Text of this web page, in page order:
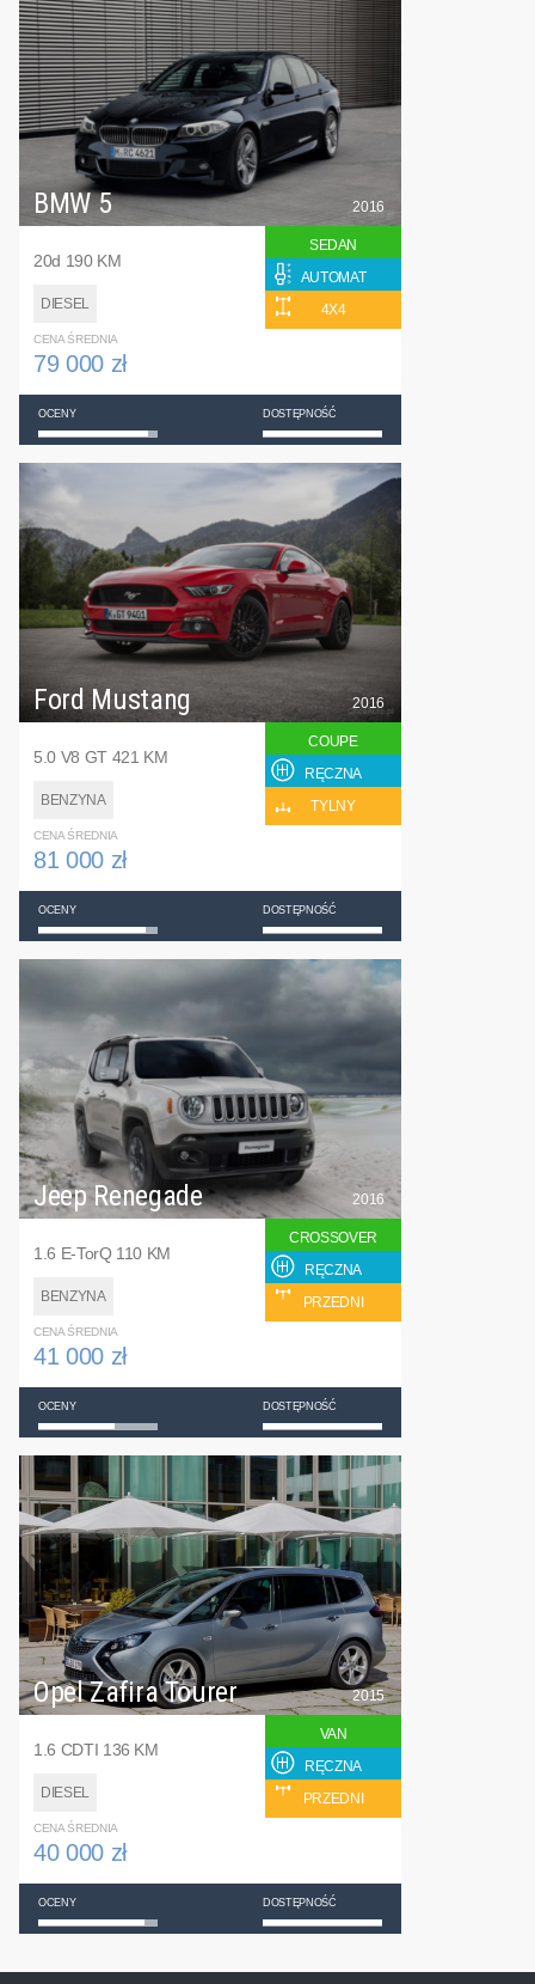
BMW 5
20d 190 KM
DIESEL
2016
SEDAN
AUTOMAT
4X4
CENA ŚREDNIA
79 000 zł
OCENY DOSTĘPNOŚĆ
Ford Mustang
5.0 V8 GT 421 KM
BENZYNA
2016
COUPE
RĘCZNA
TYLNY
CENA ŚREDNIA
81 000 zł
OCENY DOSTĘPNOŚĆ
Jeep Renegade
1.6 E-TorQ 110 KM
BENZYNA
2016
CROSSOVER
RĘCZNA
PRZEDNI
CENA ŚREDNIA
41 000 zł
OCENY DOSTĘPNOŚĆ
Opel Zafira Tourer
1.6 CDTI 136 KM
DIESEL
2015
VAN
RĘCZNA
PRZEDNI
CENA ŚREDNIA
40 000 zł
OCENY DOSTĘPNOŚĆ